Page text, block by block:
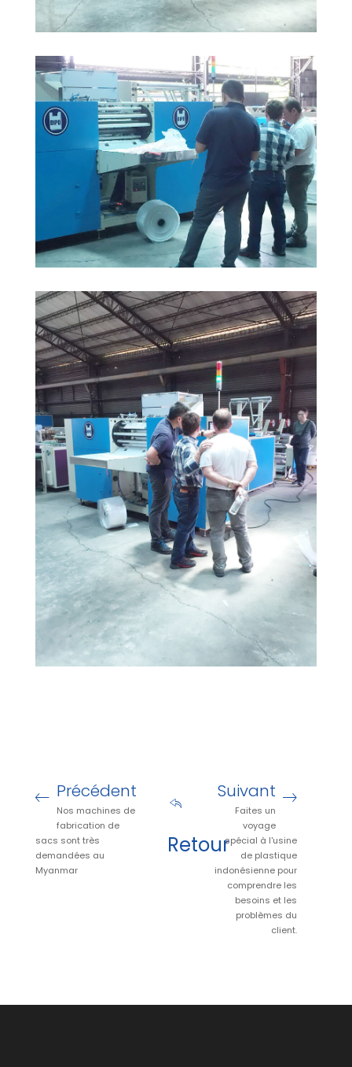
Précédent
Nos machines de
fabrication de
sacs sont très
demandées au
Myanmar
Retour
Suivant
Faites un
voyage
spécial à l'usine
de plastique
indonésienne pour
comprendre les
besoins et les
problèmes du
client.